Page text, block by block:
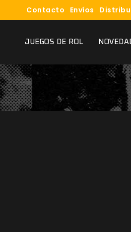
Contacto Envíos
JUEGOS DE ROL